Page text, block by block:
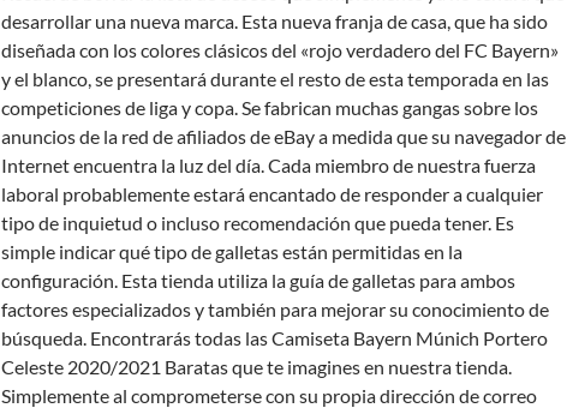
desarrollar una nueva marca. Esta nueva franja de casa, que ha sido
diseñada con los colores clásicos del «rojo verdadero del FC Bayern»
y el blanco, se presentará durante el resto de esta temporada en las
competiciones de liga y copa. Se fabrican muchas gangas sobre los
anuncios de la red de afiliados de eBay a medida que su navegador de
Internet encuentra la luz del día. Cada miembro de nuestra fuerza
laboral probablemente estará encantado de responder a cualquier
tipo de inquietud o incluso recomendación que pueda tener. Es
simple indicar qué tipo de galletas están permitidas en la
configuración. Esta tienda utiliza la guía de galletas para ambos
factores especializados y también para mejorar su conocimiento de
búsqueda. Encontrarás todas las Camiseta Bayern Múnich Portero
Celeste 2020/2021 Baratas que te imagines en nuestra tienda.
Simplemente al comprometerse con su propia dirección de correo